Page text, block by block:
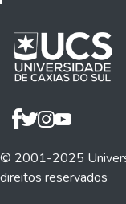
© 2001-2025
direitos reservados